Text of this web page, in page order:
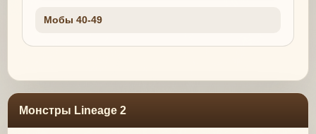
Мобы 40-49
Монстры Lineage 2